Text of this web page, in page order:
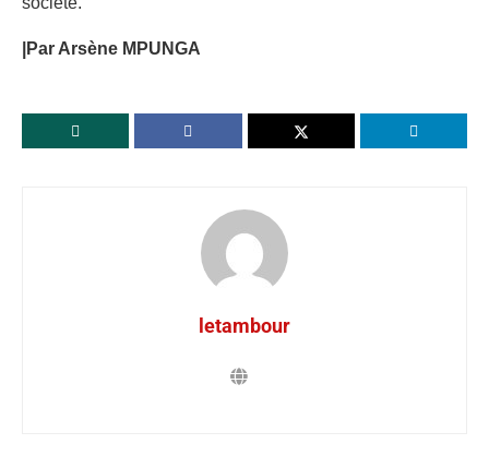
|Par Arsène MPUNGA
letambour